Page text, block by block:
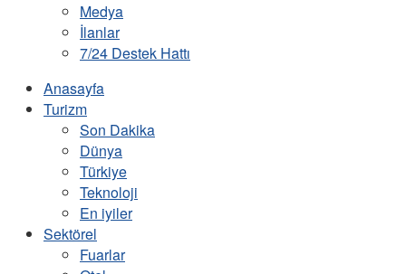
Medya
İlanlar
7/24 Destek Hattı
Anasayfa
Turizm
Son Dakika
Dünya
Türkiye
Teknoloji
En iyiler
Sektörel
Fuarlar